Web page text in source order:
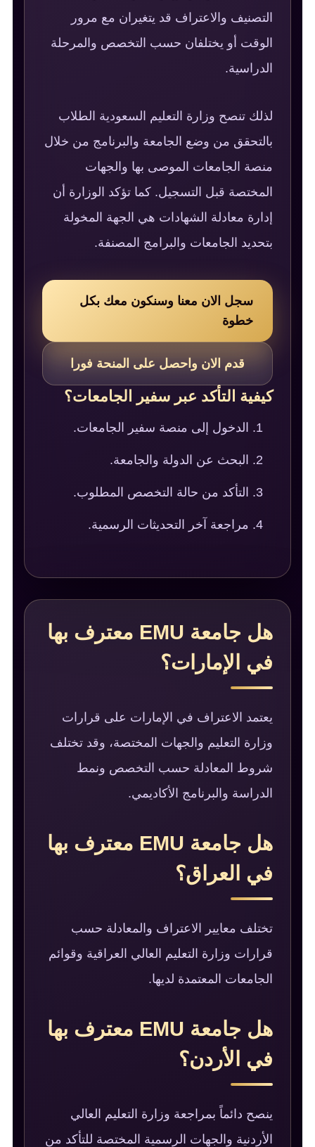
التصنيف والاعتراف قد يتغيران مع مرور
الوقت أو يختلفان حسب التخصص والمرحلة
الدراسية.
لذلك تنصح وزارة التعليم السعودية الطلاب
بالتحقق من وضع الجامعة والبرنامج من خلال
منصة الجامعات الموصى بها والجهات
المختصة قبل التسجيل. كما تؤكد الوزارة أن
إدارة معادلة الشهادات هي الجهة المخولة
بتحديد الجامعات والبرامج المصنفة.
سجل الان معنا وسنكون معك بكل
خطوة
قدم الان واحصل على المنحة فورا
كيفية التأكد عبر سفير الجامعات؟
الدخول إلى منصة سفير الجامعات.
البحث عن الدولة والجامعة.
التأكد من حالة التخصص المطلوب.
مراجعة آخر التحديثات الرسمية.
هل جامعة EMU معترف بها
في الإمارات؟
يعتمد الاعتراف في الإمارات على قرارات
وزارة التعليم والجهات المختصة، وقد تختلف
شروط المعادلة حسب التخصص ونمط
الدراسة والبرنامج الأكاديمي.
هل جامعة EMU معترف بها
في العراق؟
تختلف معايير الاعتراف والمعادلة حسب
قرارات وزارة التعليم العالي العراقية وقوائم
الجامعات المعتمدة لديها.
هل جامعة EMU معترف بها
في الأردن؟
ينصح دائماً بمراجعة وزارة التعليم العالي
الأردنية والجهات الرسمية المختصة للتأكد من